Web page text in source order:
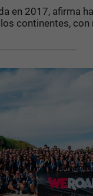
en 2017, afirma
continentes,